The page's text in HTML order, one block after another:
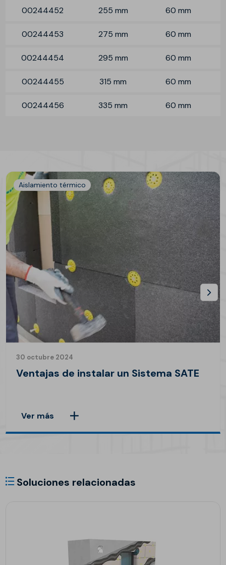
00244452 255 mm 60 mm
00244453 275 mm 60 mm
00244454 295 mm 60 mm
00244455 315 mm 60 mm
00244456 335 mm 60 mm
Aislamiento térmico
30 octubre 2024
Ventajas de instalar un Sistema SATE
Ver más
Soluciones relacionadas